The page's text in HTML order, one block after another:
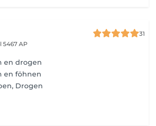
31
5467 AP
en drogen
en föhnen
Drogen